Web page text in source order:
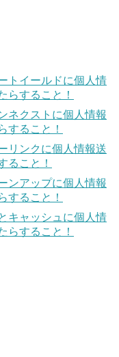
トイールドに個人情
らすること！
ネクストに個人情報
すること！
リンクに個人情報送
ること！
ンアップに個人情報
すること！
キャッシュに個人情
らすること！